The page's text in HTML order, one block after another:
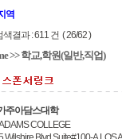
역
색결과 : 611 건 ( 26/62 )
>>학교,학원(일반,직업)
주아담스대학
COLLEGE